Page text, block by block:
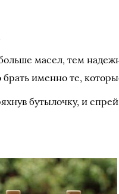
масел, тем
именно те,
бутылочку, и